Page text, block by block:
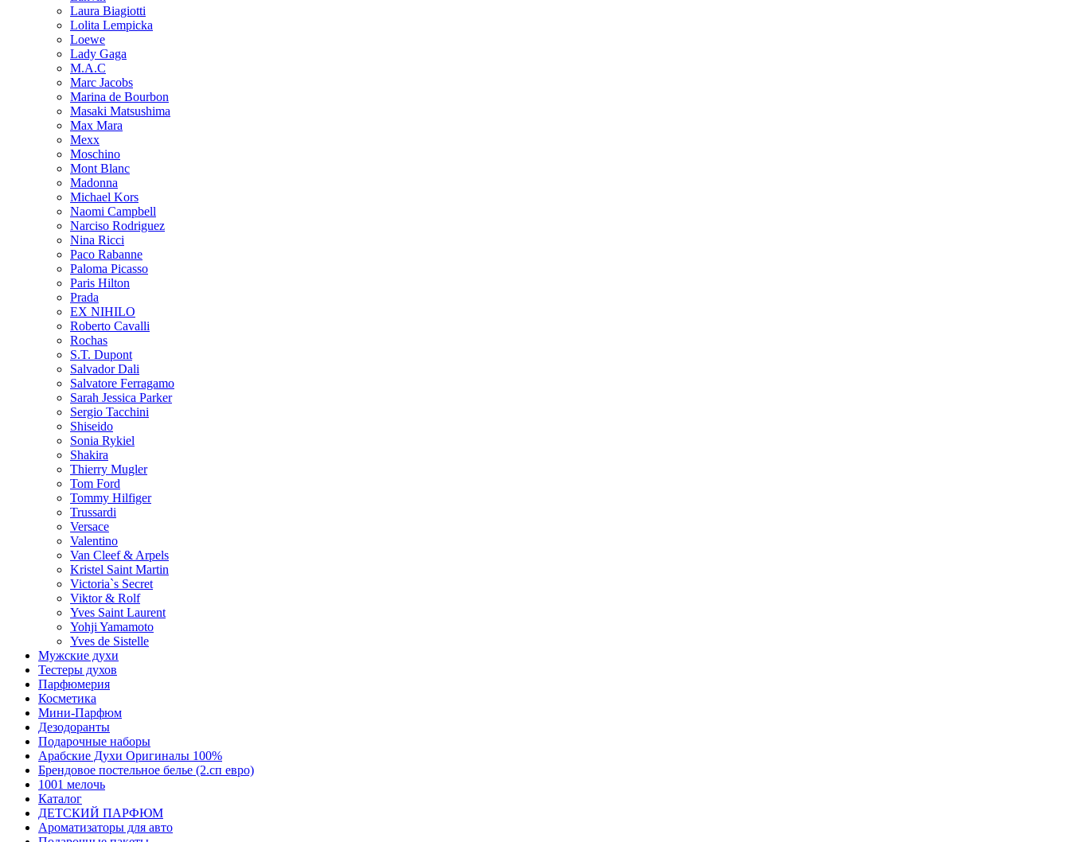
Laura Biagiotti
Lolita Lempicka
Loewe
Lady Gaga
M.A.C
Marc Jacobs
Marina de Bourbon
Masaki Matsushima
Max Mara
Mexx
Moschino
Mont Blanc
Madonna
Michael Kors
Naomi Campbell
Narciso Rodriguez
Nina Ricci
Paco Rabanne
Paloma Picasso
Paris Hilton
Prada
EX NIHILO
Roberto Cavalli
Rochas
S.T. Dupont
Salvador Dali
Salvatore Ferragamo
Sarah Jessica Parker
Sergio Tacchini
Shiseido
Sonia Rykiel
Shakira
Thierry Mugler
Tom Ford
Tommy Hilfiger
Trussardi
Versace
Valentino
Van Cleef & Arpels
Kristel Saint Martin
Victoria`s Secret
Viktor & Rolf
Yves Saint Laurent
Yohji Yamamoto
Yves de Sistelle
Мужские духи
Тестеры духов
Парфюмерия
Косметика
Мини-Парфюм
Дезодоранты
Подарочные наборы
Арабские Духи Оригиналы 100%
Брендовое постельное белье (2.сп евро)
1001 мелочь
Каталог
ДЕТСКИЙ ПАРФЮМ
Ароматизаторы для авто